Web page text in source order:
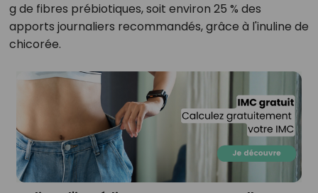
g de fibres prébiotiques, soit environ 25 % des
apports journaliers recommandés, grâce à l'inuline de
chicorée.